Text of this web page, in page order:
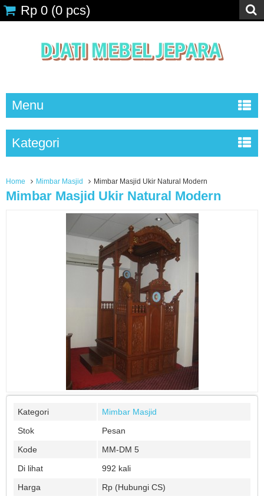
Rp 0 (0 pcs)
Menu
Kategori
Home Mimbar Masjid Mimbar Masjid Ukir Natural Modern
Mimbar Masjid Ukir Natural Modern
Kategori
Mimbar Masjid
Stok
Pesan
Kode
MM-DM 5
Di lihat
992 kali
Harga
Rp (Hubungi CS)